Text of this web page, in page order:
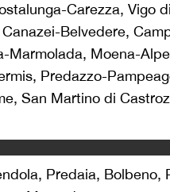
Carezza, Vigo
Belvedere,
Marmolada, Moena-
Predazzo-
San Martino di
Predaia, Bolbeno,